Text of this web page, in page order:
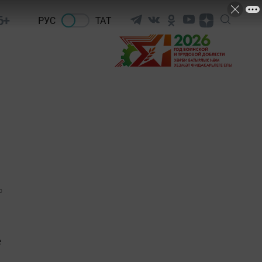
РУС ТАТ